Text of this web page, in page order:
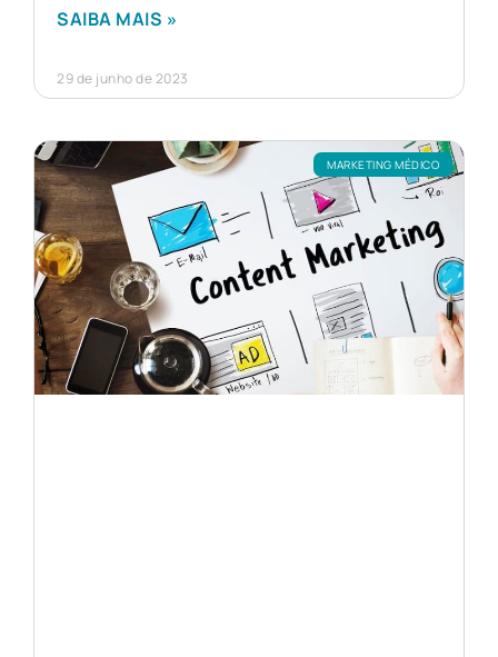
SAIBA MAIS »
29 de junho de 2023
MARKETING MÉDICO